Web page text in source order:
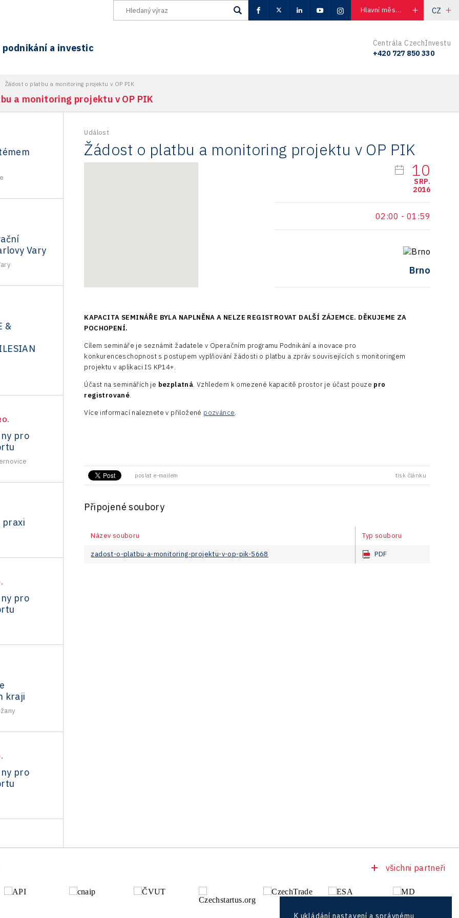
Hlavní město Praha CZ
a investic
Centrála CzechInvestu
+420 727 850 330
Žádost o platbu a monitoring projektu v OP PIK
a monitoring projektu v OP PIK
Vary
&
pro
praxi
pro
kraji
pro
Událost
Žádost o platbu a monitoring projektu v OP PIK
10
SRP.
2016
02:00 - 01:59
Brno
KAPACITA SEMINÁŘE BYLA NAPLNĚNA A NELZE REGISTROVAT DALŠÍ ZÁJEMCE. DĚKUJEME ZA
POCHOPENÍ.
Cílem semináře je seznámit žadatele v Operačním programu Podnikání a inovace pro
konkurenceschopnost s postupem vyplňování žádosti o platbu a zpráv souvisejících s monitoringem
projektu v aplikaci IS KP14+.
Účast na seminářích je bezplatná. Vzhledem k omezené kapacitě prostor je účast pouze pro
registrované.
Více informací naleznete v přiložené pozvánce.
poslat e-mailem tisk článku
Připojené soubory
Název souboru Typ souboru
zadost-o-platbu-a-monitoring-projektu-v-op-pik-5668 PDF
všichni partneři